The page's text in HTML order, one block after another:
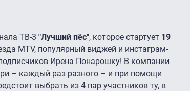
ТВ-3 "Лучший пёс", которое стартует 19
MTV, популярный виджей и инстаграм-
Ирена Понарошку! В компании
– каждый раз разного – и при помощи
выбрать из 4 пар участников ту, в